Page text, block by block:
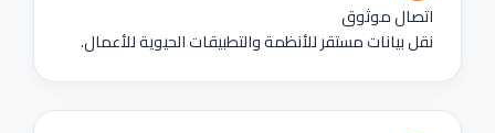
اتصال موثوق
نقل بيانات مستقر للأنظمة والتطبيقات الحيوية للأعمال.